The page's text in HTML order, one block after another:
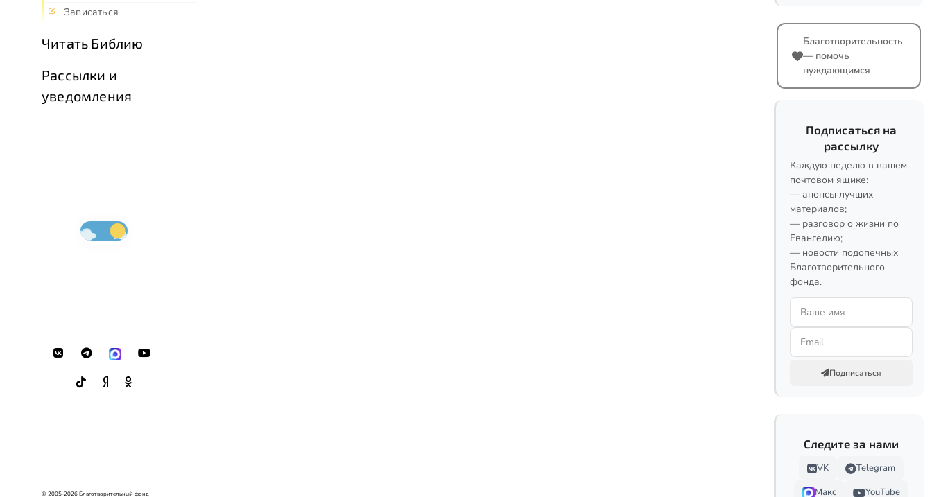
Записаться
Читать Библию
Рассылки и
уведомления
© 2005-2026 Благотворительный фонд
Благотворительность
— помочь
нуждающимся
Подписаться на
рассылку
Каждую неделю в вашем
почтовом ящике:
— анонсы лучших
материалов;
— разговор о жизни по
Евангелию;
— новости подопечных
Благотворительного
фонда.
Подписаться
Следите за нами
VK
Telegram
Макс
YouTube